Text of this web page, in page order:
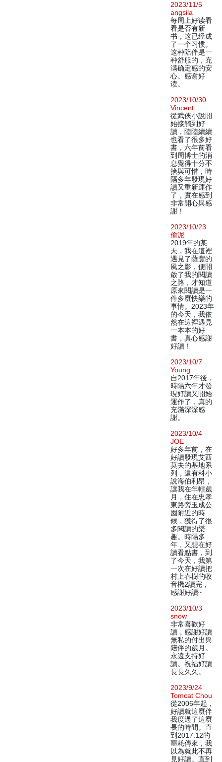
2023/11/5
angsila
每周上好读看
看是否有新
书，这已经成
了一个习惯。
这种陪伴是一
种舒服的，充
满确定感的安
心。感谢好
读。
2023/10/30
Vincent
從武俠小說開
始接觸到好
讀，陸陸續續
也看了很多好
書，六年前看
到周博士的消
息覺得十分不
捨與可惜，時
隔多年發現好
讀又重新運作
了，實在感到
非常開心與感
謝！
2023/10/23
偷泥
2019年的某
天，我在這裡
遇見了薩豐的
風之影，便開
啟了我的閱讀
之路，才知道
原來閱讀是一
件多麼快樂的
事情。2023年
的今天，我依
然在這裡遇見
一本本的好
書，真心感謝
好讀！
2023/10/7
Young
自2017年後，
時隔六年才發
現好讀又開始
運作了，真的
充滿深深感
謝。
2023/10/4
JOE
好多年前，在
好讀發現艾西
莫夫的基地系
列，還有科小
說海伯利昂，
讓我在年輕歲
月，住在忠孝
東路旁玉成公
園附近的時
候，獲得了很
多閱讀的樂
趣。時隔多
年，又想在好
讀看點書，到
了今天，我第
一次在好讀把
村上春樹的收
音機2讀完，
感謝好讀~
2023/10/3
snow
非常喜歡好
讀，感謝好讀
無私的付出與
陪伴的歲月。
永遠支持好
讀。祝福好讀
長長久久。
2023/9/24
Tomcat Chou
從2006年起，
好讀就這麼伴
我度過了這麼
長的時間。直
到2017.12的
噩耗傳來，我
以為就此不再
見好讀。直到